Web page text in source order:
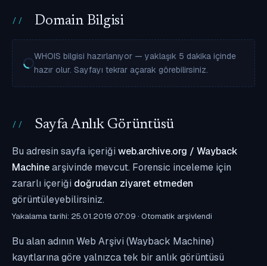
Domain Bilgisi
WHOIS bilgisi hazırlanıyor — yaklaşık 5 dakika içinde
hazır olur. Sayfayı tekrar açarak görebilirsiniz.
Sayfa Anlık Görüntüsü
Bu adresin sayfa içeriği web.archive.org / Wayback
Machinearşivinde mevcut. Forensic inceleme için
zararlı içeriği doğrudan ziyaret etmeden
görüntüleyebilirsiniz.
Yakalama tarihi: 25.01.2019 07:09 · Otomatik arşivlendi
Bu alan adının Web Arşivi (Wayback Machine)
kayıtlarına göre yalnızca tek bir anlık görüntüsü